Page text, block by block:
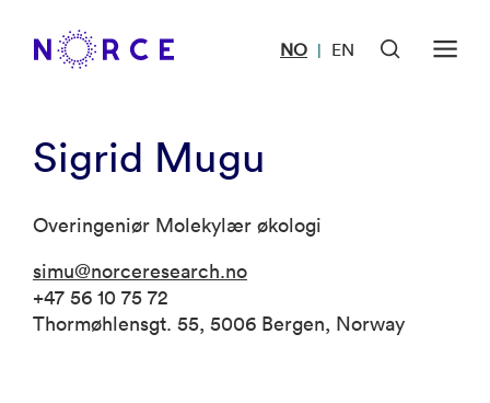
NO | EN
Sigrid Mugu
Overingeniør Molekylær økologi
simu@norceresearch.no
+47 56 10 75 72
Thormøhlensgt. 55, 5006 Bergen, Norway